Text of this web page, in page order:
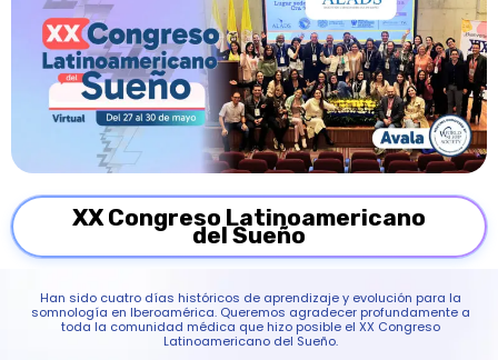
XX Congreso Latinoamericano
del Sueño
Han sido cuatro días históricos de aprendizaje y evolución para la
somnología en Iberoamérica. Queremos agradecer profundamente a
toda la comunidad médica que hizo posible el XX Congreso
Latinoamericano del Sueño.